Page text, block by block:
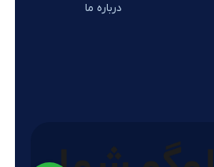
درباره ما